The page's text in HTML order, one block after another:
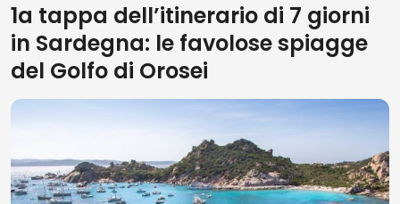
1a tappa dell’itinerario di 7 giorni
in Sardegna: le favolose spiagge
del Golfo di Orosei